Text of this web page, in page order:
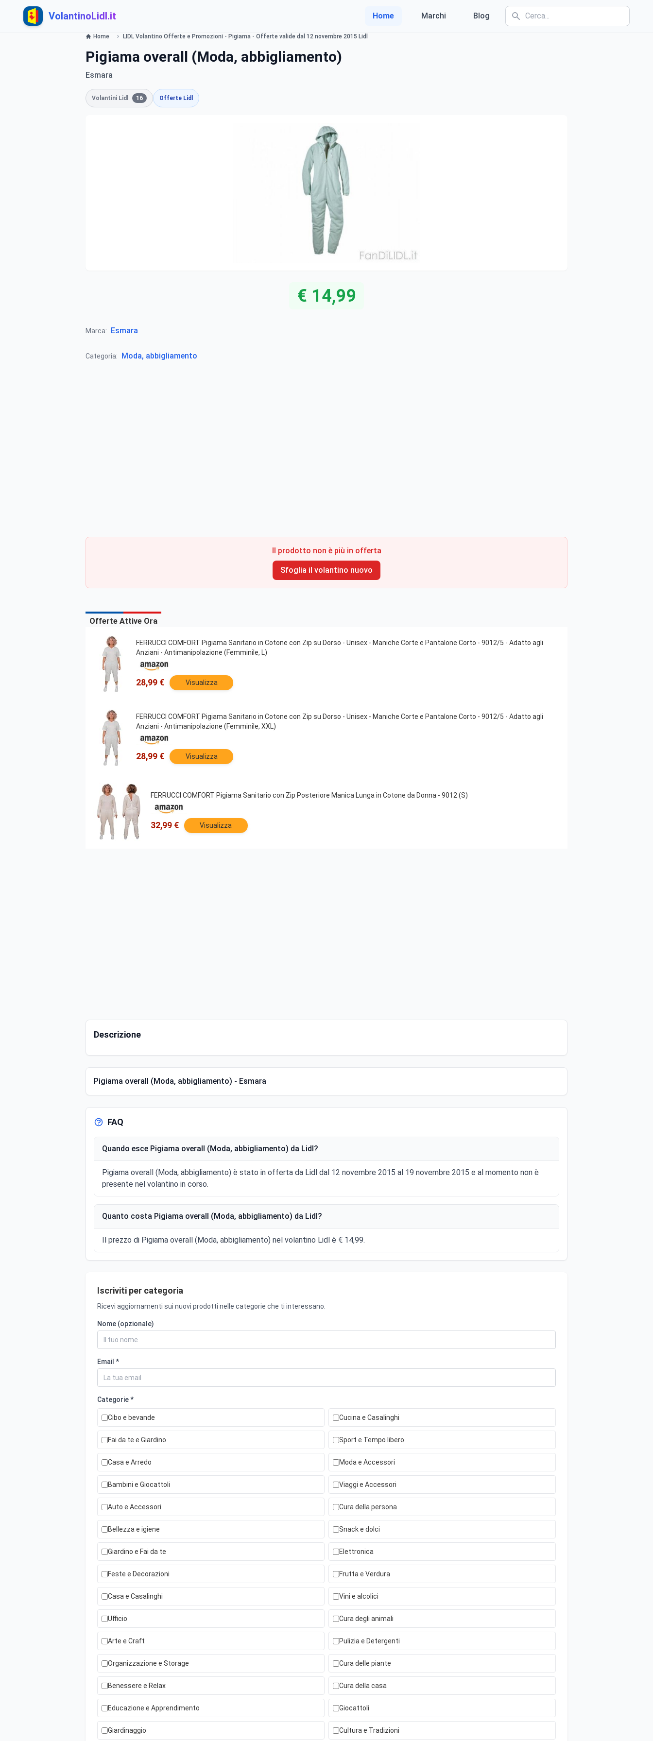
VolantinoLidl.it Home Marchi Blog
Home LIDL Volantino Offerte e Promozioni - Pigiama - Offerte valide dal 12 novembre 2015 Lidl
Pigiama overall (Moda, abbigliamento)
Esmara
Volantini Lidl 16 Offerte Lidl
€ 14,99
Marca: Esmara
Categoria: Moda, abbigliamento
Il prodotto non è più in offerta
Sfoglia il volantino nuovo
Offerte Attive Ora
FERRUCCI COMFORT Pigiama Sanitario in Cotone con Zip su Dorso - Unisex - Maniche Corte e Pantalone Corto - 9012/5 - Adatto agli
Anziani - Antimanipolazione (Femminile, L)
28,99 € Visualizza
FERRUCCI COMFORT Pigiama Sanitario in Cotone con Zip su Dorso - Unisex - Maniche Corte e Pantalone Corto - 9012/5 - Adatto agli
Anziani - Antimanipolazione (Femminile, XXL)
28,99 € Visualizza
FERRUCCI COMFORT Pigiama Sanitario con Zip Posteriore Manica Lunga in Cotone da Donna - 9012 (S)
32,99 € Visualizza
Descrizione
Pigiama overall (Moda, abbigliamento) - Esmara
FAQ
Quando esce Pigiama overall (Moda, abbigliamento) da Lidl?
Pigiama overall (Moda, abbigliamento) è stato in offerta da Lidl dal 12 novembre 2015 al 19 novembre 2015 e al momento non è
presente nel volantino in corso.
Quanto costa Pigiama overall (Moda, abbigliamento) da Lidl?
Il prezzo di Pigiama overall (Moda, abbigliamento) nel volantino Lidl è € 14,99.
Iscriviti per categoria
Ricevi aggiornamenti sui nuovi prodotti nelle categorie che ti interessano.
Nome (opzionale)
Email *
Categorie *
Cibo e bevande Cucina e Casalinghi
Fai da te e Giardino Sport e Tempo libero
Casa e Arredo Moda e Accessori
Bambini e Giocattoli Viaggi e Accessori
Auto e Accessori Cura della persona
Bellezza e igiene Snack e dolci
Giardino e Fai da te Elettronica
Feste e Decorazioni Frutta e Verdura
Casa e Casalinghi Vini e alcolici
Ufficio Cura degli animali
Arte e Craft Pulizia e Detergenti
Organizzazione e Storage Cura delle piante
Benessere e Relax Cura della casa
Educazione e Apprendimento Giocattoli
Giardinaggio Cultura e Tradizioni